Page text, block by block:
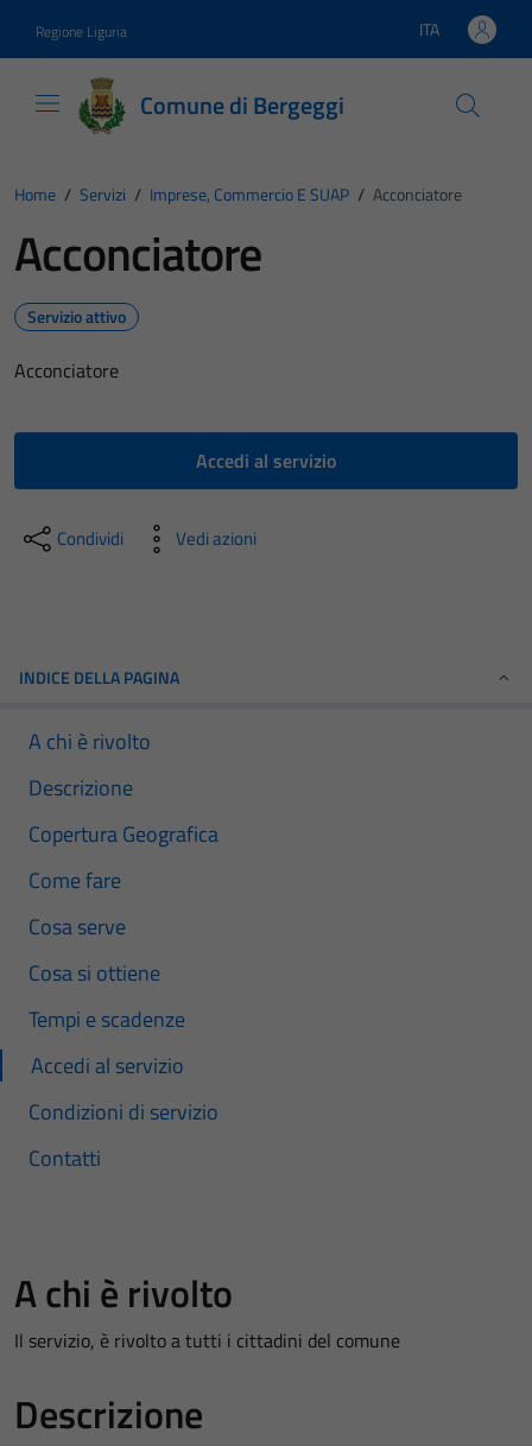
Regione Liguria Lingua attiva:
ITA
Comune di Bergeggi
Home / Servizi / Imprese, Commercio E SUAP / Acconciatore
Acconciatore
Servizio attivo
Acconciatore
Accedi al servizio
Condividi Vedi azioni
INDICE DELLA PAGINA
A chi è rivolto
Descrizione
Copertura Geografica
Come fare
Cosa serve
Cosa si ottiene
Tempi e scadenze
Accedi al servizio
Condizioni di servizio
Contatti
A chi è rivolto
Il servizio, è rivolto a tutti i cittadini del comune
Descrizione